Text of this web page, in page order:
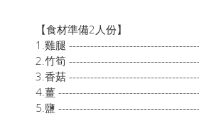
【食材準備2人份】
1.雞腿
2.竹筍
3.香菇
4.薑
5.鹽